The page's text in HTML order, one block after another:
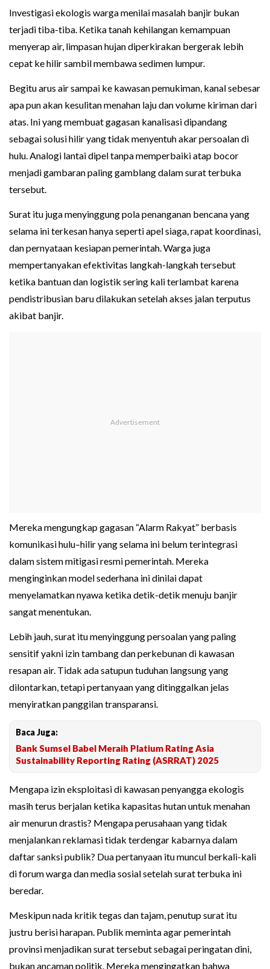
Investigasi ekologis warga menilai masalah banjir bukan
terjadi tiba-tiba. Ketika tanah kehilangan kemampuan
menyerap air, limpasan hujan diperkirakan bergerak lebih
cepat ke hilir sambil membawa sedimen lumpur.
Begitu arus air sampai ke kawasan pemukiman, kanal sebesar
apa pun akan kesulitan menahan laju dan volume kiriman dari
atas. Ini yang membuat gagasan kanalisasi dipandang
sebagai solusi hilir yang tidak menyentuh akar persoalan di
hulu. Analogi lantai dipel tanpa memperbaiki atap bocor
menjadi gambaran paling gamblang dalam surat terbuka
tersebut.
Surat itu juga menyinggung pola penanganan bencana yang
selama ini terkesan hanya seperti apel siaga, rapat koordinasi,
dan pernyataan kesiapan pemerintah. Warga juga
mempertanyakan efektivitas langkah-langkah tersebut
ketika bantuan dan logistik sering kali terlambat karena
pendistribusian baru dilakukan setelah akses jalan terputus
akibat banjir.
Mereka mengungkap gagasan “Alarm Rakyat” berbasis
komunikasi hulu–hilir yang selama ini belum terintegrasi
dalam sistem mitigasi resmi pemerintah. Mereka
menginginkan model sederhana ini dinilai dapat
menyelamatkan nyawa ketika detik-detik menuju banjir
sangat menentukan.
Lebih jauh, surat itu menyinggung persoalan yang paling
sensitif yakni izin tambang dan perkebunan di kawasan
resapan air. Tidak ada satupun tuduhan langsung yang
dilontarkan, tetapi pertanyaan yang ditinggalkan jelas
menyiratkan panggilan transparansi.
Baca Juga:
Bank Sumsel Babel Meraih Platium Rating Asia
Sustainability Reporting Rating (ASRRAT) 2025
Mengapa izin eksploitasi di kawasan penyangga ekologis
masih terus berjalan ketika kapasitas hutan untuk menahan
air menurun drastis? Mengapa perusahaan yang tidak
menjalankan reklamasi tidak terdengar kabarnya dalam
daftar sanksi publik? Dua pertanyaan itu muncul berkali-kali
di forum warga dan media sosial setelah surat terbuka ini
beredar.
Meskipun nada kritik tegas dan tajam, penutup surat itu
justru berisi harapan. Publik meminta agar pemerintah
provinsi menjadikan surat tersebut sebagai peringatan dini,
bukan ancaman politik. Mereka mengingatkan bahwa